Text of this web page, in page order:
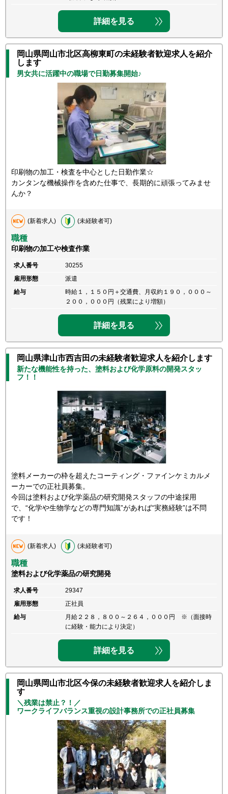
詳細を見る
岡山県岡山市北区高柳東町の未経験者歓迎求人を紹介
します
男女共に活躍中の職場で日勤募集開始♪
印刷物の加工・検査を中心とした日勤作業☆
カンタンな機械操作を含めた仕事で、長期的に頑張ってみませ
んか？
(新着求人) (未経験者可)
職種
印刷物の加工や検査作業
求人番号
30255
雇用形態
派遣
給与
時給１，１５０円＋交通費、月収約１９０，０００～
２００，０００円（残業により増額）
詳細を見る
岡山県津山市西吉田の未経験者歓迎求人を紹介します
新たな機能性を持った、塗料および化学原料の開発スタッ
フ！！
塗料メーカーの枠を超えたコーティング・ファインケミカルメ
ーカーでの正社員募集。
今回は塗料および化学薬品の研究開発スタッフの中途採用
で、“化学や生物学などの専門知識”があれば“実務経験”は不問
です！
(新着求人) (未経験者可)
職種
塗料および化学薬品の研究開発
求人番号
29347
雇用形態
正社員
給与
月給２２８，８００～２６４，０００円 ※（面接時
に経験・能力により決定）
詳細を見る
岡山県岡山市北区今保の未経験者歓迎求人を紹介しま
す
＼残業は禁止？！／
ワークライフバランス重視の設計事務所での正社員募集